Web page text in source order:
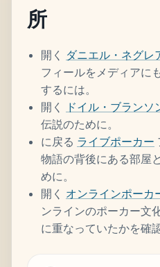
所
開く ダニエル・ネグレ
フィールをメディアに
するには。
開く
ドイル・ブランソ
伝説のために。
に戻る ライブポーカー
物語の背後にある部屋
めに。
開く オンラインポーカ
ンラインのポーカー文
に重なっていたかを確